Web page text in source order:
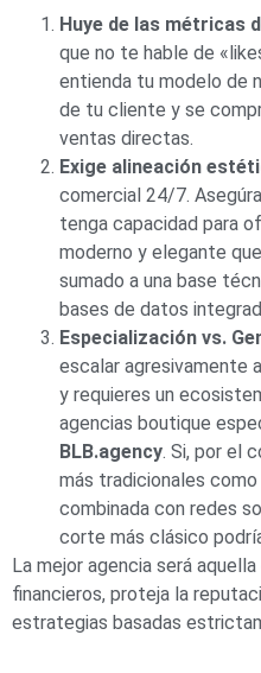
Huye de las métricas
que no te hable de
entienda tu modelo de
de tu cliente y se
ventas directas.
Exige alineación
comercial 24/7.
tenga capacidad para
moderno y elegante
sumado a una base
bases de datos
Especialización vs.
escalar agresivamente
y requieres un
agencias boutique
BLB.agency. Si, por el
más tradicionales
combinada con redes
corte más clásico
La mejor agencia será
financieros, proteja la
estrategias basadas